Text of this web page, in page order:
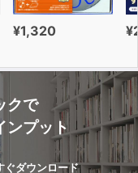
¥1,320
クで
ンプット
ぐダウンロード